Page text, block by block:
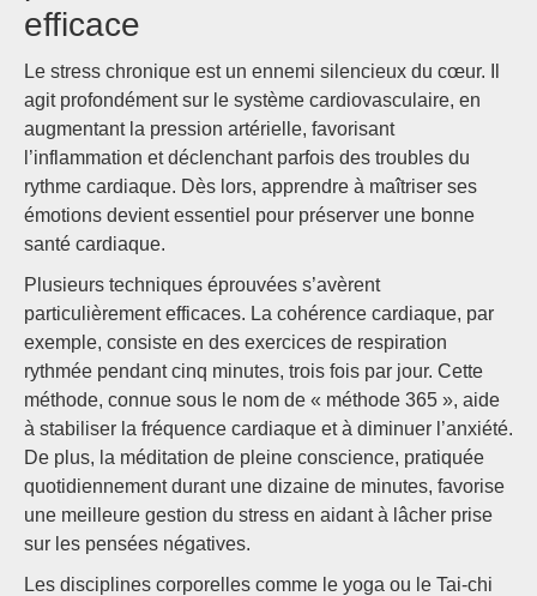
efficace
Le stress chronique est un ennemi silencieux du cœur. Il
agit profondément sur le système cardiovasculaire, en
augmentant la pression artérielle, favorisant
l’inflammation et déclenchant parfois des troubles du
rythme cardiaque. Dès lors, apprendre à maîtriser ses
émotions devient essentiel pour préserver une bonne
santé cardiaque.
Plusieurs techniques éprouvées s’avèrent
particulièrement efficaces. La cohérence cardiaque, par
exemple, consiste en des exercices de respiration
rythmée pendant cinq minutes, trois fois par jour. Cette
méthode, connue sous le nom de « méthode 365 », aide
à stabiliser la fréquence cardiaque et à diminuer l’anxiété.
De plus, la méditation de pleine conscience, pratiquée
quotidiennement durant une dizaine de minutes, favorise
une meilleure gestion du stress en aidant à lâcher prise
sur les pensées négatives.
Les disciplines corporelles comme le yoga ou le Tai-chi